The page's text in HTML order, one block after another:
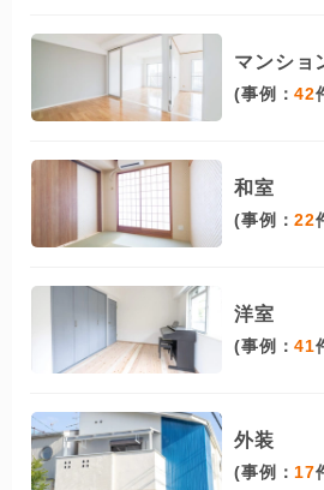
マンショ
(事例：42
和室
(事例：22
洋室
(事例：41
外装
(事例： 17